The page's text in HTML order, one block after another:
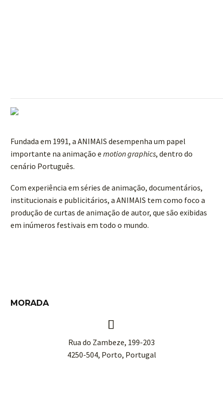
Fundada em 1991, a ANIMAIS desempenha um papel
importante na animação e motion graphics, dentro do
cenário Português.
Com experiência em séries de animação, documentários,
institucionais e publicitários, a ANIMAIS tem como foco a
produção de curtas de animação de autor, que são exibidas
em inúmeros festivais em todo o mundo.
MORADA


Rua do Zambeze, 199-203
4250-504, Porto, Portugal